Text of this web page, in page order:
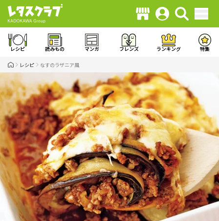
レシピ 読みもの マンガ フレンズ ランキング 特集
レシピ なすのラザニア風